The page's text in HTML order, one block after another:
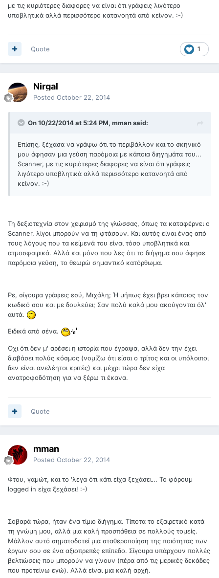
με τις κυριότερες διαφορες να είναι ότι γράφεις λιγότερο
υποβλητικά αλλά περισσότερο κατανοητά από κείνον. :-)
1
Quote
Nirgal
Posted October 22, 2014
On 10/22/2014 at 5:24 PM, mman said:
Επίσης, ξέχασα να γράψω ότι το περιβάλλον και το σκηνικό
μου άφησαν μια γεύση παρόμοια με κάποια διηγημάτα του...
Scanner, με τις κυριότερες διαφορες να είναι ότι γράφεις
λιγότερο υποβλητικά αλλά περισσότερο κατανοητά από
κείνον. :-)
Τη δεξιοτεχνία στον χειρισμό της γλώσσας, όπως τα καταφέρνει ο
Scanner, λίγοι μπορούν να τη φτάσουν. Και αυτός είναι ένας από
τους λόγους που τα κείμενά του είναι τόσο υποβλητικά και
ατμοσφαιρικά. Αλλά και μόνο που λες ότι το διήγημα σου άφησε
παρόμοια γεύση, το θεωρώ σημαντικό κατόρθωμα.
Ρε, σίγουρα γράφεις εσύ, Μιχάλη; Ή μήπως έχει βρει κάποιος τον
κωδικό σου και με δουλεύει; Σαν πολύ καλά μου ακούγονται όλ'
αυτά.
Ειδικά από σένα.
Όχι ότι δεν μ' αρέσει η ιστορία που έγραψα, αλλά δεν την έχει
διαβάσει πολύς κόσμος (νομίζω ότι είσαι ο τρίτος και οι υπόλοιποι
δεν είναι ανελέητοι κριτές) και μέχρι τώρα δεν είχα
ανατροφοδότηση για να ξέρω τι έκανα.
Quote
mman
Posted October 22, 2014
Φτου, γαμώτ, και το 'λεγα ότι κάτι είχα ξεχάσει... Το φόρουμ
logged in είχα ξεχάσει! :-)
Σοβαρά τώρα, ήταν ένα τίμιο διήγημα. Τίποτα το εξαιρετικό κατά
τη γνώμη μου, αλλά μια καλή προσπάθεια σε πολλούς τομείς.
Μάλλον αυτό σηματοδοτεί μια σταθεροποίηση της ποιότητας των
έργων σου σε ένα αξιοπρεπές επίπεδο. Σίγουρα υπάρχουν πολλές
βελτιώσεις που μπορούν να γίνουν (πέρα από τις μερικές δεκάδες
που προτείνω εγώ). Αλλά είναι μια καλή αρχή.